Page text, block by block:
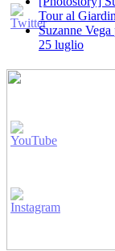
Tour al
Suzanne
25 luglio